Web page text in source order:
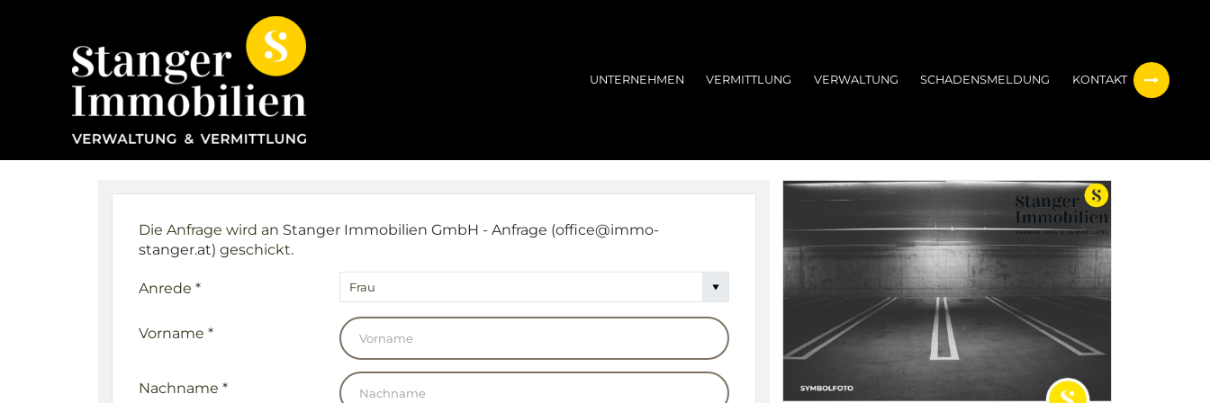
UNTERNEHMEN VERMITTLUNG VERWALTUNG SCHADENSMELDUNG KONTAKT
Die Anfrage wird an Stanger Immobilien GmbH - Anfrage (office@immo-
stanger.at) geschickt.
Anrede * Frau
Vorname *
Nachname *